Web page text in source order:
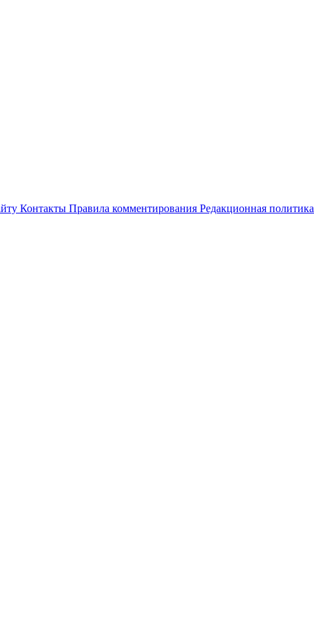
Контакты Правила комментирования Редакционная политика